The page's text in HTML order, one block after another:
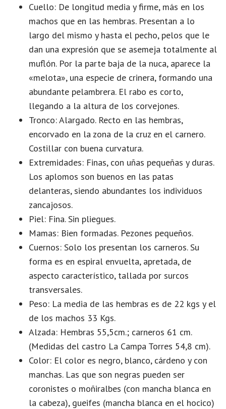
Cuello: De longitud media y firme, más en los
machos que en las hembras. Presentan a lo
largo del mismo y hasta el pecho, pelos que le
dan una expresión que se asemeja totalmente al
muflón. Por la parte baja de la nuca, aparece la
«melota», una especie de crinera, formando una
abundante pelambrera. El rabo es corto,
llegando a la altura de los corvejones.
Tronco: Alargado. Recto en las hembras,
encorvado en la zona de la cruz en el carnero.
Costillar con buena curvatura.
Extremidades: Finas, con uñas pequeñas y duras.
Los aplomos son buenos en las patas
delanteras, siendo abundantes los individuos
zancajosos.
Piel: Fina. Sin pliegues.
Mamas: Bien formadas. Pezones pequeños.
Cuernos: Solo los presentan los carneros. Su
forma es en espiral envuelta, apretada, de
aspecto característico, tallada por surcos
transversales.
Peso: La media de las hembras es de 22 kgs y el
de los machos 33 Kgs.
Alzada: Hembras 55,5cm.; carneros 61 cm.
(Medidas del castro La Campa Torres 54,8 cm).
Color: El color es negro, blanco, cárdeno y con
manchas. Las que son negras pueden ser
coronistes o moñiralbes (con mancha blanca en
la cabeza), gueifes (mancha blanca en el hocico)